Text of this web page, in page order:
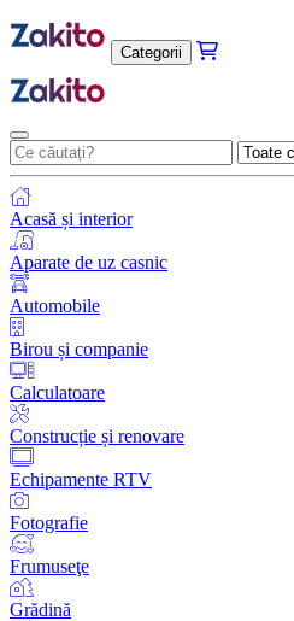
Categorii
Acasă și interior
Aparate de uz casnic
Automobile
Birou și companie
Calculatoare
Construcție și renovare
Echipamente RTV
Fotografie
Frumuseţe
Grădină